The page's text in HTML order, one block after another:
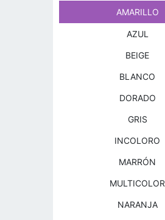
AMARILLO
AZUL
BEIGE
BLANCO
DORADO
GRIS
INCOLORO
MARRÓN
MULTICOLOR
NARANJA